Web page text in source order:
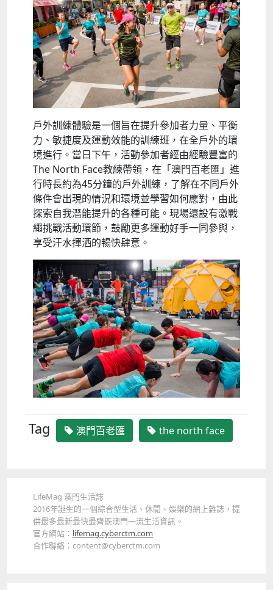
戶外訓練體驗是一個旨在提升參加者力量、平衡
力、敏捷度及運動效能的訓練班，在全戶外的環
境進行。當日下午，活動參加者經由經驗豐富的
The North Face教練帶領，在「澳門百老匯」進
行時長約為45分鐘的戶外訓練，了解在不同戶外
條件會出現的情況和環境並學習如何應對，由此
探索自我潛能提升的各種可能。現場還設有激戰
繩挑戰活動環節，鼓勵更多運動好手一同參與，
享受汗水揮洒的暢快肆意。
Tag 澳門百老匯 the north face
LifeMag 澳門生活誌
2016年誕生的一個綜合型生活、休閒、娛樂的網上雜誌，提
供最多最新最快最齊既澳門一流生活資訊。
官方網站： lifemag.cyberctm.com
合作聯絡：content@cyberctm.com